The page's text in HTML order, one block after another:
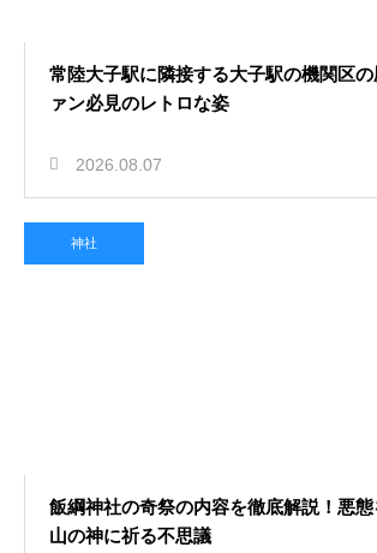
常陸大子駅に隣接する大子駅の機関区
ァン必見のレトロな姿
2026.08.07
神社
飯綱神社の奇祭の内容を徹底解説！悪
山の神に祈る不思議